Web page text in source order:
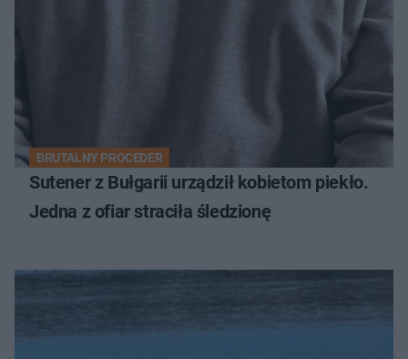
BRUTALNY PROCEDER
Sutener z Bułgarii urządził kobietom piekło.
Jedna z ofiar straciła śledzionę